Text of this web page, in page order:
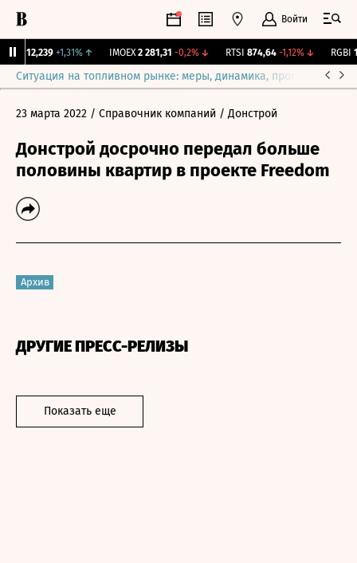
Войти
12,239 +1,31% ↑ IMOEX 2 281,31 -0,2%↓ RTSI 874,64 -1,12%↓ RGBI
Ситуация на топливном рынке: меры, динамика, прогнозы
23 марта 2022 / Справочник компаний / Донстрой
Донстрой досрочно передал больше
половины квартир в проекте Freedom
Архив
ДРУГИЕ ПРЕСС-РЕЛИЗЫ
Показать еще